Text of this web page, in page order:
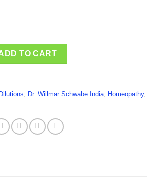
India Linaria Vulgaris quantity
TO CART
Dilutions, Dr. Willmar Schwabe India, Homeopathy,